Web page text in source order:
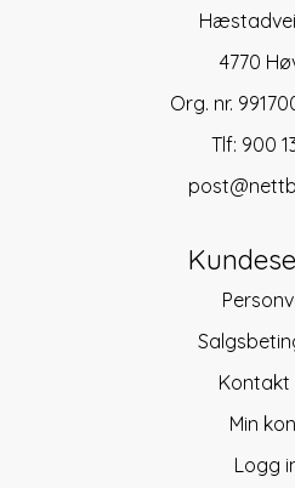
4770
Org. nr.
Tlf: 900
Kontakt
Min
Logg